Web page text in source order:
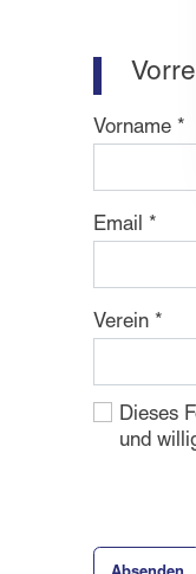
Vorname
Email
Verein
Dieses
und